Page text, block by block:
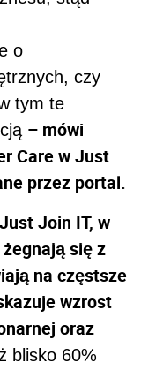
o
czy
tym te
– mówi
Care w Just
przez portal.
Join IT, w
się z
na częstsze
wzrost
oraz
blisko 60%